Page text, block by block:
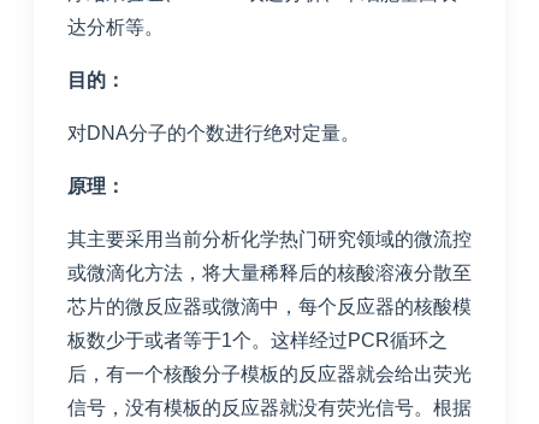
达分析等。
目的：
对DNA分子的个数进行绝对定量。
原理：
其主要采用当前分析化学热门研究领域的微流控
或微滴化方法，将大量稀释后的核酸溶液分散至
芯片的微反应器或微滴中，每个反应器的核酸模
板数少于或者等于1个。这样经过PCR循环之
后，有一个核酸分子模板的反应器就会给出荧光
信号，没有模板的反应器就没有荧光信号。根据